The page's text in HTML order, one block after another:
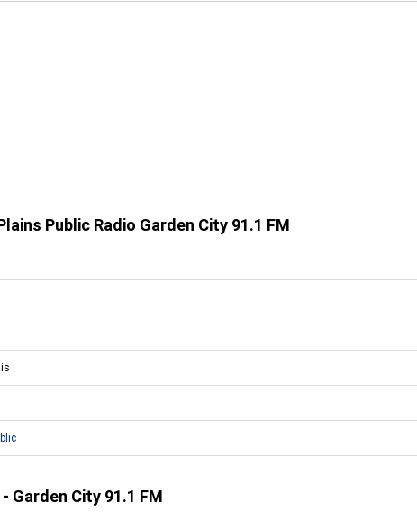
Public Radio Garden City 91.1 FM
Garden City 91.1 FM